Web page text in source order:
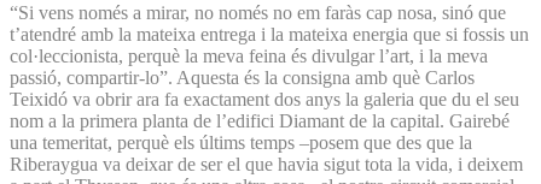
“Si vens només a mirar, no només no em faràs cap nosa, sinó que
t’atendré amb la mateixa entrega i la mateixa energia que si fossis un
col·leccionista, perquè la meva feina és divulgar l’art, i la meva
passió, compartir-lo”. Aquesta és la consigna amb què Carlos
Teixidó va obrir ara fa exactament dos anys la galeria que du el seu
nom a la primera planta de l’edifici Diamant de la capital. Gairebé
una temeritat, perquè els últims temps –posem que des que la
Riberaygua va deixar de ser el que havia sigut tota la vida, i deixem